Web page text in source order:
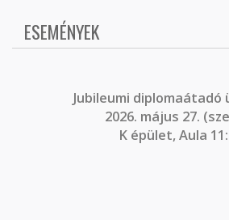
ESEMÉNYEK
Jubileumi diplomaátadó
2026. május 27.
K épület, Aula